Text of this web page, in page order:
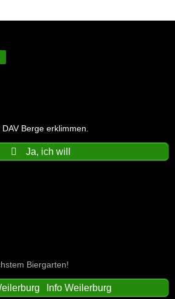
Ja, ich will
Biergarten!
Info Weilerburg